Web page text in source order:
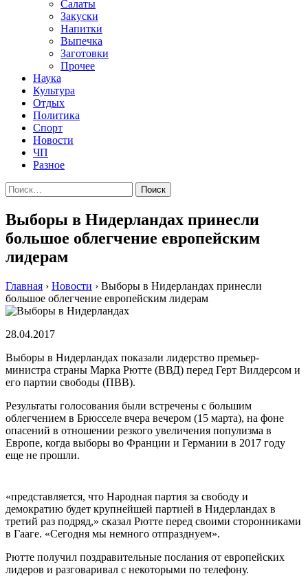
Салаты
Закуски
Напитки
Выпечка
Заготовки
Прочее
Наука
Культура
Отдых
Политика
Спорт
Новости
ЧП
Разное
Найти:
Выборы в Нидерландах принесли
большое облегчение европейским
лидерам
Главная › Новости › Выборы в Нидерландах принесли
большое облегчение европейским лидерам
28.04.2017
Выборы в Нидерландах показали лидерство премьер-
министра страны Марка Рютте (ВВД) перед Герт Вилдерсом и
его партии свободы (ПВВ).
Результаты голосования были встречены с большим
облегчением в Брюсселе вчера вечером (15 марта), на фоне
опасений в отношении резкого увеличения популизма в
Европе, когда выборы во Франции и Германии в 2017 году
еще не прошли.
«представляется, что Народная партия за свободу и
демократию будет крупнейшей партией в Нидерландах в
третий раз подряд,» сказал Рютте перед своими сторонниками
в Гааге. «Сегодня мы немного отпразднуем».
Рютте получил поздравительные послания от европейских
лидеров и разговаривал с некоторыми по телефону.